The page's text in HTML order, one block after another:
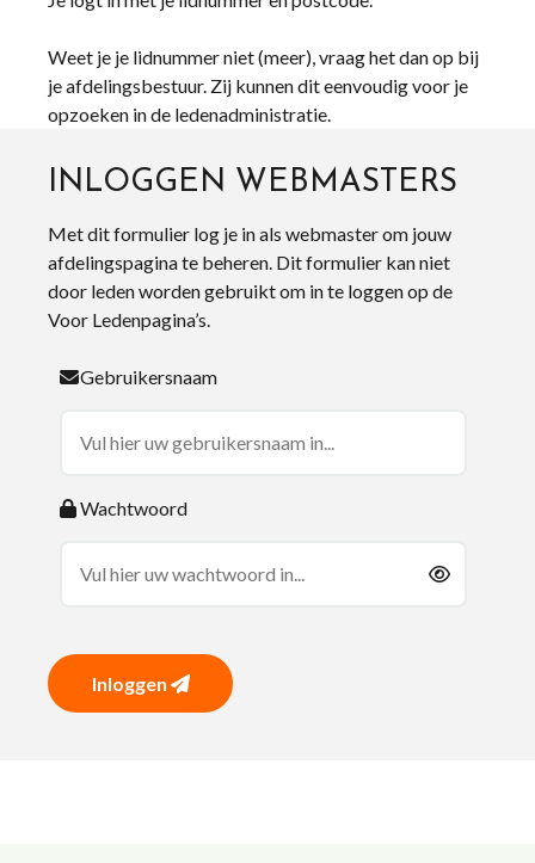
Weet je je lidnummer niet (meer), vraag het dan op bij
je afdelingsbestuur. Zij kunnen dit eenvoudig voor je
opzoeken in de ledenadministratie.
INLOGGEN WEBMASTERS
Met dit formulier log je in als webmaster om jouw
afdelingspagina te beheren. Dit formulier kan niet
door leden worden gebruikt om in te loggen op de
Voor Ledenpagina’s.
Gebruikersnaam
Wachtwoord
Inloggen